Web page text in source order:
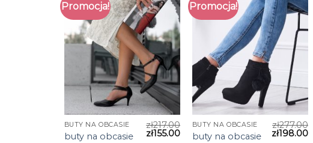
Promocja!
BUTY NA OBCASIE
buty na obcasie
zł217.00
zł155.00
Promocja!
BUTY NA OBCASIE
buty na obcasie
zł277.00
zł198.00